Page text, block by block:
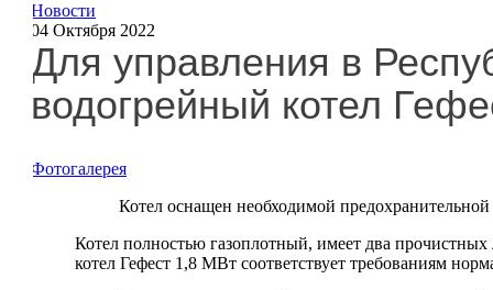
Новости
04 Октября 2022
Для управления в
водогрейный котел
Фотогалерея
Котел оснащен необходимой
Котел полностью газоплотный, имеет два
котел Гефест 1,8 МВт соответствует требованиям